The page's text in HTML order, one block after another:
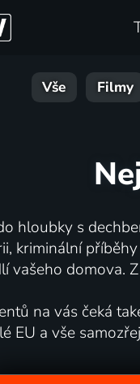
Vše Filmy
hloubky s
kriminální
vašeho domova.
na vás čeká
EU a vše